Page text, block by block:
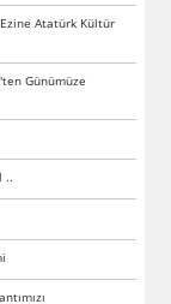
Atatürk Kültür
Günümüze
..